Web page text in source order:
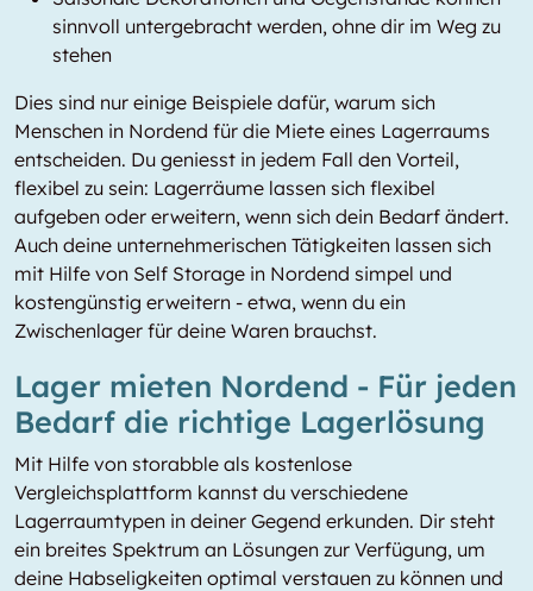
sinnvoll untergebracht werden, ohne dir im Weg zu
stehen
Dies sind nur einige Beispiele dafür, warum sich
Menschen in Nordend für die Miete eines Lagerraums
entscheiden. Du geniesst in jedem Fall den Vorteil,
flexibel zu sein: Lagerräume lassen sich flexibel
aufgeben oder erweitern, wenn sich dein Bedarf ändert.
Auch deine unternehmerischen Tätigkeiten lassen sich
mit Hilfe von Self Storage in Nordend simpel und
kostengünstig erweitern - etwa, wenn du ein
Zwischenlager für deine Waren brauchst.
Lager mieten Nordend - Für jeden
Bedarf die richtige Lagerlösung
Mit Hilfe von storabble als kostenlose
Vergleichsplattform kannst du verschiedene
Lagerraumtypen in deiner Gegend erkunden. Dir steht
ein breites Spektrum an Lösungen zur Verfügung, um
deine Habseligkeiten optimal verstauen zu können und